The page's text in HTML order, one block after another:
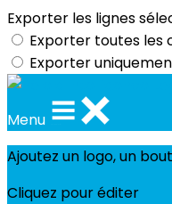
Exporter les lignes
Exporter toutes les
Exporter
Menu
Ajoutez un logo, un
Cliquez pour éditer